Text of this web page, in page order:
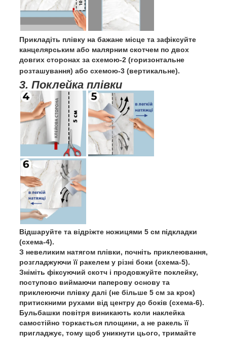
Прикладіть плівку на бажане місце та зафіксуйте
канцелярським або малярним скотчем по двох
довгих сторонах за схемою-2 (горизонтальне
розташування) або схемою-3 (вертикальне).
3. Поклейка плівки
Відшаруйте та відріжте ножицями 5 см підкладки
(схема-4).
З невеликим натягом плівки, почніть приклеювання,
розгладжуючи її ракелем у різні боки (схема-5).
Зніміть фіксуючий скотч і продовжуйте поклейку,
поступово виймаючи паперову основу та
приклеюючи плівку далі (не більше 5 см за крок)
притискними рухами від центру до боків (схема-6).
Бульбашки повітря виникають коли наклейка
самостійно торкається площини, а не ракель її
пригладжує, тому щоб уникнути цього, тримайте